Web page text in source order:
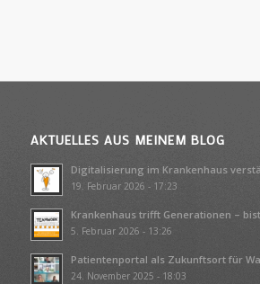
AKTUELLES AUS MEINEM BLOG
Digitalisierung im Krankenhaus
19. Februar 2026 - 17:23
Krankenhaus trifft Generationen –
5. Februar 2026 - 13:26
Patientenportal als Zukunftsort für
24. November 2025 - 18:03